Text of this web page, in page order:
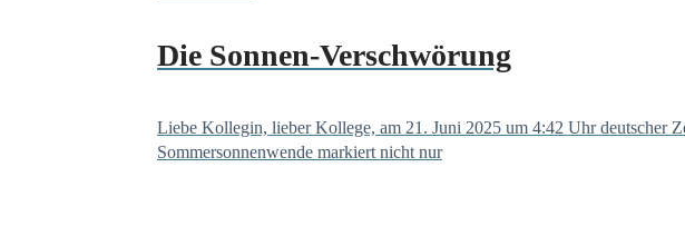
Die Sonnen-Verschwörung
Liebe Kollegin, lieber Kollege, am 21. Juni 2025 um 4:42 Uhr deutscher
Sommersonnenwende markiert nicht nur